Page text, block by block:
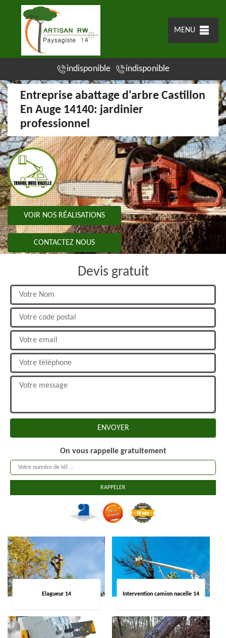
MENU
indisponible indisponible
Entreprise abattage d'arbre Castillon
En Auge 14140: jardinier
professionnel
VOIR NOS RÉALISATIONS
CONTACTEZ NOUS
Devis gratuit
On vous rappelle gratuitement
Elagueur 14 Intervention camion nacelle 14